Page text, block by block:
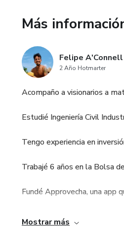
Más
Felipe A'Connell
2 Año Hotmarter
Acompaño a visionarios a
Estudié Ingeniería Civil
Tengo experiencia en
Trabajé 6 años en la Bolsa
Fundé Approvecha, una app
Pertenezco a la comunidad
Mostrar más